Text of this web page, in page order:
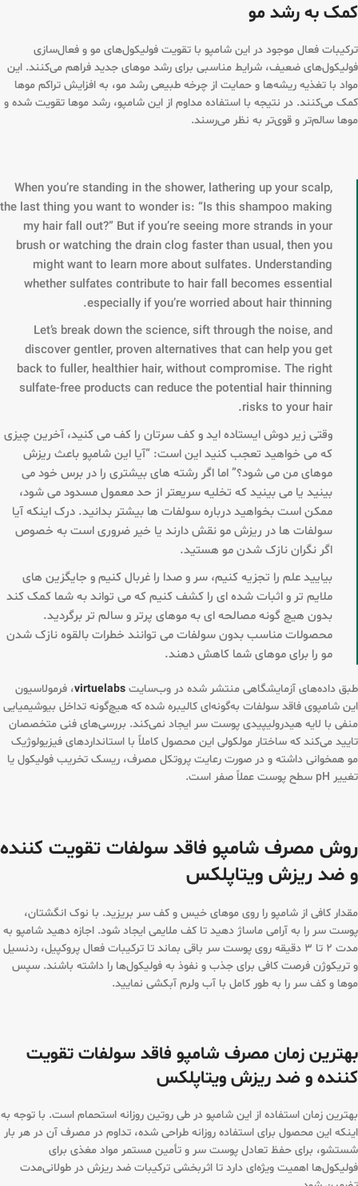
کمک به رشد مو
ترکیبات فعال موجود در این شامپو با تقویت فولیکول‌های مو و فعال‌سازی
فولیکول‌های ضعیف، شرایط مناسبی برای رشد موهای جدید فراهم می‌کنند. این
مواد با تغذیه ریشه‌ها و حمایت از چرخه طبیعی رشد مو، به افزایش تراکم موها
کمک می‌کنند. در نتیجه با استفاده مداوم از این شامپو، رشد موها تقویت شده و
موها سالم‌تر و قوی‌تر به نظر می‌رسند.
When you’re standing in the shower, lathering up your scalp,
the last thing you want to wonder is: “Is this shampoo making
my hair fall out?” But if you’re seeing more strands in your
brush or watching the drain clog faster than usual, then you
might want to learn more about sulfates. Understanding
whether sulfates contribute to hair fall becomes essential
especially if you’re worried about hair thinning.
Let’s break down the science, sift through the noise, and
discover gentler, proven alternatives that can help you get
back to fuller, healthier hair, without compromise. The right
sulfate-free products can reduce the potential hair thinning
risks to your hair.
وقتی زیر دوش ایستاده اید و کف سرتان را کف می کنید، آخرین چیزی
که می خواهید تعجب کنید این است: “آیا این شامپو باعث ریزش
موهای من می شود؟” اما اگر رشته های بیشتری را در برس خود می
بینید یا می بینید که تخلیه سریعتر از حد معمول مسدود می شود،
ممکن است بخواهید درباره سولفات ها بیشتر بدانید. درک اینکه آیا
سولفات ها در ریزش مو نقش دارند یا خیر ضروری است به خصوص
اگر نگران نازک شدن مو هستید.
بیایید علم را تجزیه کنیم، سر و صدا را غربال کنیم و جایگزین های
ملایم تر و اثبات شده ای را کشف کنیم که می تواند به شما کمک کند
بدون هیچ گونه مصالحه ای به موهای پرتر و سالم تر برگردید.
محصولات مناسب بدون سولفات می توانند خطرات بالقوه نازک شدن
مو را برای موهای شما کاهش دهند.
طبق داده‌های آزمایشگاهی منتشر شده در وب‌سایت virtuelabs، فرمولاسیون
این شامپوی فاقد سولفات به‌گونه‌ای کالیبره شده که هیچ‌گونه تداخل بیوشیمیایی
منفی با لایه هیدرولیپیدی پوست سر ایجاد نمی‌کند. بررسی‌های فنی متخصصان
تایید می‌کند که ساختار مولکولی این محصول کاملاً با استانداردهای فیزیولوژیک
مو همخوانی داشته و در صورت رعایت پروتکل مصرف، ریسک تخریب فولیکول یا
تغییر pH سطح پوست عملاً صفر است.
روش مصرف شامپو فاقد سولفات تقویت کننده
و ضد ریزش ویتاپلکس
مقدار کافی از شامپو را روی موهای خیس و کف سر بریزید. با نوک انگشتان،
پوست سر را به آرامی ماساژ دهید تا کف ملایمی ایجاد شود. اجازه دهید شامپو به
مدت ۲ تا ۳ دقیقه روی پوست سر باقی بماند تا ترکیبات فعال پروکپیل، ردنسیل
و تریکوژن فرصت کافی برای جذب و نفوذ به فولیکول‌ها را داشته باشند. سپس
موها و کف سر را به طور کامل با آب ولرم آبکشی نمایید.
بهترین زمان مصرف شامپو فاقد سولفات تقویت
کننده و ضد ریزش ویتاپلکس
بهترین زمان استفاده از این شامپو در طی روتین روزانه استحمام است. با توجه به
اینکه این محصول برای استفاده روزانه طراحی شده، تداوم در مصرف آن در هر بار
شستشو، برای حفظ تعادل پوست سر و تأمین مستمر مواد مغذی برای
فولیکول‌ها اهمیت ویژه‌ای دارد تا اثربخشی ترکیبات ضد ریزش در طولانی‌مدت